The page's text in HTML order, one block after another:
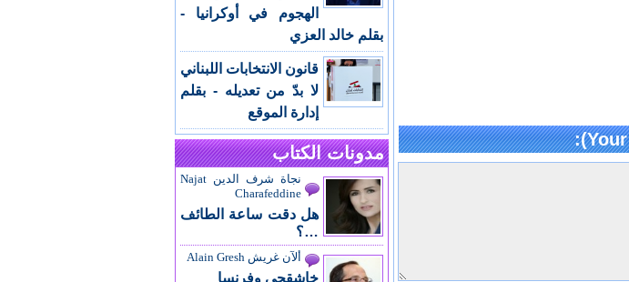
الهجوم في أوكرانيا -
بقلم خالد العزي
قانون الانتخابات اللبناني
لا بدّ من تعديله - بقلم
إدارة الموقع
مدونات الكتاب
نجاة شرف الدين Najat
Charafeddine
هل دقت ساعة الطائف
…؟
ألآن غريش Alain Gresh
خاشقجي وفرنسا